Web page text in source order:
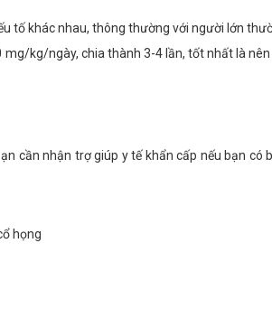
tố khác nhau, thông thường với người lớn
kg/ngày, chia thành 3-4 lần, tốt nhất là
cần nhận trợ giúp y tế khẩn cấp nếu bạn có
họng